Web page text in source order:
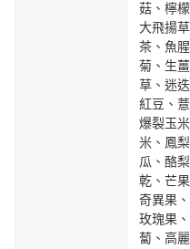
菇、檸
大飛揚
茶、魚
菊、生
草、迷
紅豆、
爆裂玉
米、鳳
瓜、酪
乾、芒
奇異果
玫瑰果
蔔、高